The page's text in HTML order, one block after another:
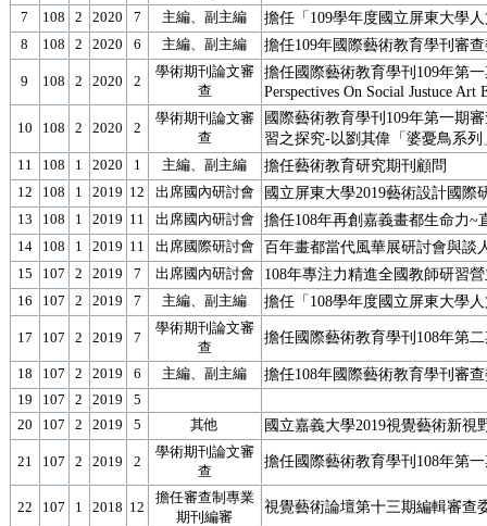
7 108 2 2020 7 主編、副主編 擔任「109學年度國立屏東大學
8 108 2 2020 6 主編、副主編 擔任109年國際藝術教育學刊審
9 108 2 2020 2
學術期刊論文審
查
擔任國際藝術教育學刊109年第
Perspectives On Social Justuce Art
10 108 2 2020 2
學術期刊論文審
查
國際藝術教育學刊109年第一期
習之探究-以劉其偉「婆憂鳥系列
11 108 1 2020 1 主編、副主編 擔任藝術教育研究期刊顧問
12 108 1 2019 12 出席國內研討會 國立屏東大學2019藝術設計國際
13 108 1 2019 11 出席國內研討會 擔任108年再創嘉義畫都生命力~
14 108 1 2019 11 出席國際研討會 百年畫都當代風華展研討會與談
15 107 2 2019 7 出席國內研討會 108年專注力精進全國教師研習
16 107 2 2019 7 主編、副主編 擔任「108學年度國立屏東大學
17 107 2 2019 7
學術期刊論文審
查
擔任國際藝術教育學刊108年第
18 107 2 2019 6 主編、副主編 擔任108年國際藝術教育學刊審
19 107 2 2019
5
20
107 2 2019 5 其他 國立嘉義大學2019視覺藝術新視
21 107 2 2019 2
學術期刊論文審
查
擔任國際藝術教育學刊108年第
22 107 1 2018 12
擔任審查制專業
期刊編審
視覺藝術論壇第十三期編輯審查